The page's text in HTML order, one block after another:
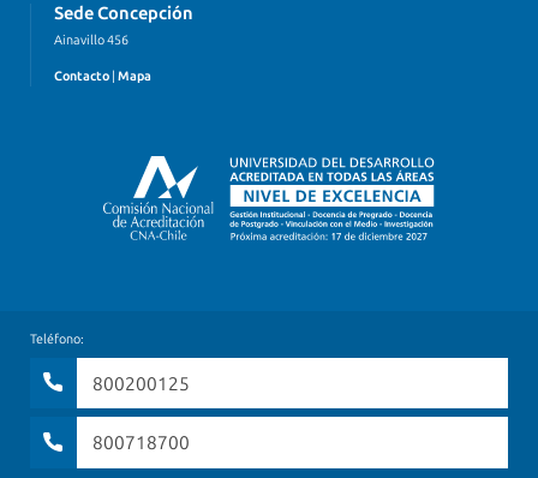
Sede Concepción
Ainavillo 456
Contacto | Mapa
Teléfono:
800200125
800718700